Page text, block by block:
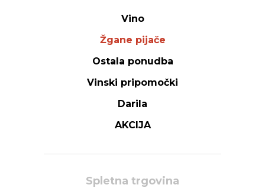
Vino
Žgane pijače
Ostala ponudba
Vinski pripomočki
Darila
AKCIJA
Spletna trgovina